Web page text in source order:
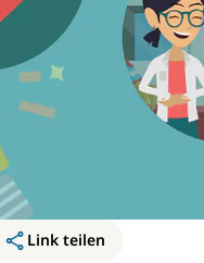
Link teilen